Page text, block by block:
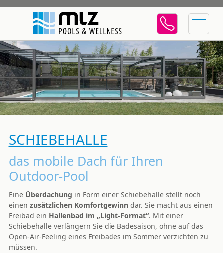
SCHIEBEHALLE
das mobile Dach für Ihren
Outdoor-Pool
Eine Überdachung in Form einer Schiebehalle stellt noch
einen zusätzlichen Komfortgewinn dar. Sie macht aus einen
Freibad ein Hallenbad im „Light-Format“. Mit einer
Schiebehalle verlängern Sie die Badesaison, ohne auf das
Open-Air-Feeling eines Freibades im Sommer verzichten zu
müssen.